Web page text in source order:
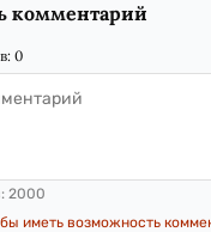
комментарий
0
2000
иметь возможность